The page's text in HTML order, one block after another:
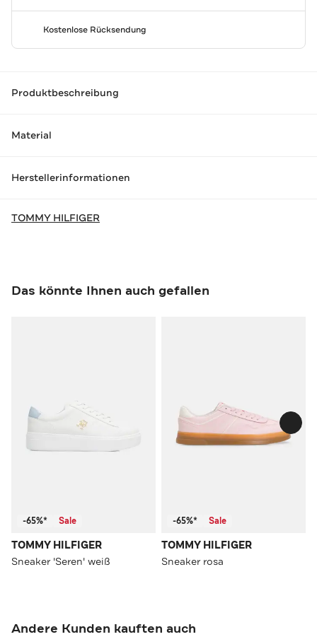
Kostenlose Rücksendung
Produktbeschreibung
Material
Herstellerinformationen
TOMMY HILFIGER
Das könnte Ihnen auch gefallen
-65%* Sale
TOMMY HILFIGER
Sneaker 'Seren' weiß
-65%* Sale
TOMMY HILFIGER
Sneaker rosa
Andere Kunden kauften auch